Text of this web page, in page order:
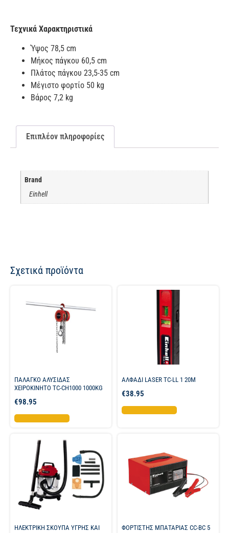
Τεχνικά Χαρακτηριστικά
Ύψος 78,5 cm
Μήκος πάγκου 60,5 cm
Πλάτος πάγκου 23,5-35 cm
Μέγιστο φορτίο 50 kg
Βάρος 7,2 kg
Επιπλέον πληροφορίες
Brand
Einhell
Σχετικά προϊόντα
ΠΑΛΑΓΚΟ ΑΛΥΣΙΔΑΣ
ΧΕΙΡΟΚΙΝΗΤΟ TC-CH1000 1000KG
€98.95
Προσθήκη στο καλάθι
ΑΛΦΑΔΙ LASER TC-LL 1 20M
€38.95
Προσθήκη στο καλάθι
ΗΛΕΚΤΡΙΚΗ ΣΚΟΥΠΑ ΥΓΡΗΣ ΚΑΙ
ΦΟΡΤΙΣΤΗΣ ΜΠΑΤΑΡΙΑΣ CC-BC 5